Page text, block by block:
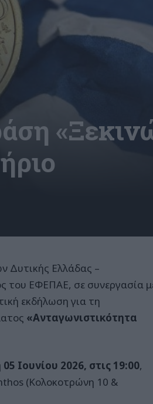
Δυτικής Ελλάδας –
του ΕΦΕΠΑΕ, σε συνεργασία
εκδήλωση για τη
«Ανταγωνιστικότητα
Ιουνίου 2026, στις 19:00,
(Κολοκοτρώνη 10 &